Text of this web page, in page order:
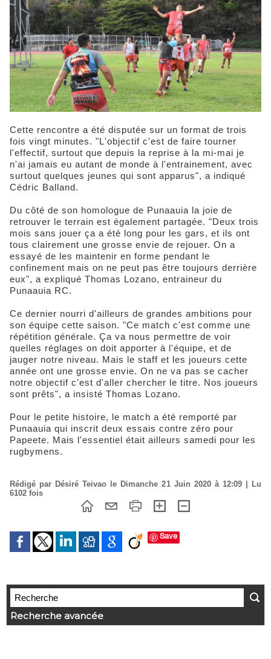
Cette rencontre a été disputée sur un format de trois
fois vingt minutes. "L'objectif c'est de faire tourner
l'effectif, surtout que depuis la reprise à la mi-mai je
n'ai jamais eu autant de monde à l'entrainement, avec
surtout quelques jeunes qui sont apparus", a indiqué
Cédric Balland.
Du côté de son homologue de Punaauia la joie de
retrouver le terrain est également partagée. "Deux trois
mois sans jouer ça a été long pour les gars, et ils ont
tous clairement une grosse envie de rejouer. On a
essayé de les maintenir en forme pendant le
confinement mais on ne peut pas être toujours derrière
eux", a expliqué Thomas Lozano, entraineur du
Punaauia RC.
Ce dernier nourri d'ailleurs de grandes ambitions pour
son équipe cette saison. "Ce match c'est comme une
répétition générale. Ça va nous permettre de voir
quelles réglages on doit apporter à l'équipe, et de
jauger notre niveau. Mais le staff et les joueurs cette
année ont une grosse envie. On ne va pas se cacher
notre objectif c'est d'aller chercher le titre. Nos joueurs
sont prêts", a insisté Thomas Lozano.
Pour le petite histoire, le match a été remporté par
Punaauia qui inscrit deux essais contre zéro pour
Papeete. Mais l'essentiel était ailleurs samedi pour les
rugbymens.
Rédigé par Désiré Teivao le Dimanche 21 Juin 2020 à 12:09 | Lu
6102 fois
Save
Recherche avancée